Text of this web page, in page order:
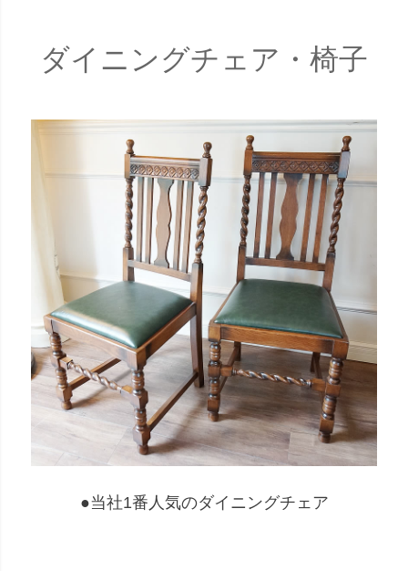
ダイニングチェア・椅子
●当社1番人気のダイニングチェア
ホワイト色
ゴールド・雑貨
シルバー・雑貨
ホワイト・雑貨
ナチュラル・雑貨
在庫なし商品を表示しない
商品番号/JANコード
バンドル販売
予約商品
予約商品のみを表示
並び順